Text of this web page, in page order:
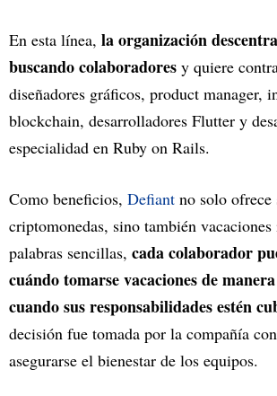
En esta línea, la organización
buscando colaboradores y quiere
diseñadores gráficos, product manager,
blockchain, desarrolladores Flutter y
especialidad en Ruby on Rails.
Como beneficios, Defiant no solo ofrece
criptomonedas, sino también
palabras sencillas, cada colaborador
cuándo tomarse vacaciones de
cuando sus responsabilidades estén
decisión fue tomada por la compañía
asegurarse el bienestar de los equipos.